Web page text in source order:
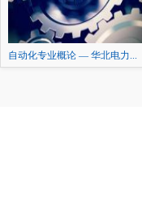
自动化专业概论 — 华北电力...